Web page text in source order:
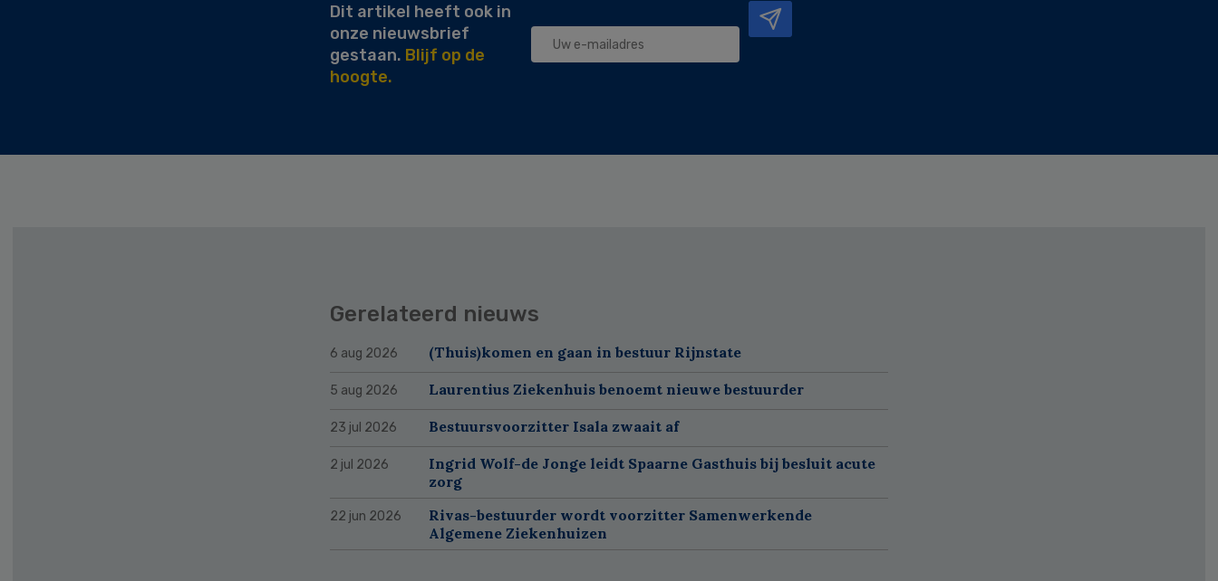
Dit artikel heeft ook in
onze nieuwsbrief
gestaan. Blijf op de
hoogte.
Gerelateerd nieuws
6 aug 2026 (Thuis)komen en gaan in bestuur Rijnstate
5 aug 2026 Laurentius Ziekenhuis benoemt nieuwe bestuurder
23 jul 2026 Bestuursvoorzitter Isala zwaait af
2 jul 2026
Ingrid Wolf-de Jonge leidt Spaarne Gasthuis bij besluit acute
zorg
22 jun 2026
Rivas-bestuurder wordt voorzitter Samenwerkende
Algemene Ziekenhuizen